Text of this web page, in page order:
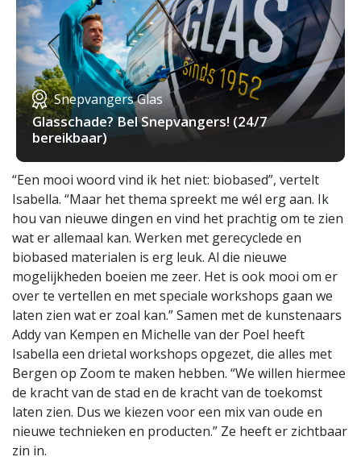
Snepvangers Glas
Glasschade? Bel Snepvangers! (24/7
bereikbaar)
“Een mooi woord vind ik het niet: biobased”, vertelt
Isabella. “Maar het thema spreekt me wél erg aan. Ik
hou van nieuwe dingen en vind het prachtig om te zien
wat er allemaal kan. Werken met gerecyclede en
biobased materialen is erg leuk. Al die nieuwe
mogelijkheden boeien me zeer. Het is ook mooi om er
over te vertellen en met speciale workshops gaan we
laten zien wat er zoal kan.” Samen met de kunstenaars
Addy van Kempen en Michelle van der Poel heeft
Isabella een drietal workshops opgezet, die alles met
Bergen op Zoom te maken hebben. “We willen hiermee
de kracht van de stad en de kracht van de toekomst
laten zien. Dus we kiezen voor een mix van oude en
nieuwe technieken en producten.” Ze heeft er zichtbaar
zin in.